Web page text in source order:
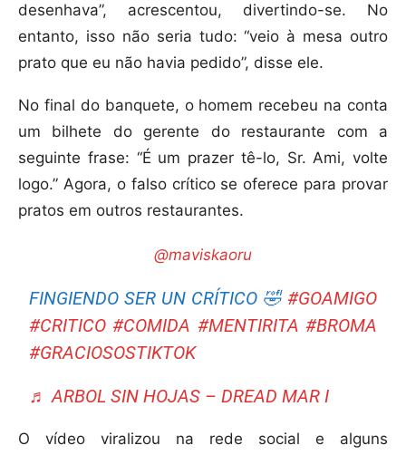
desenhava”, acrescentou, divertindo-se. No
entanto, isso não seria tudo: “veio à mesa outro
prato que eu não havia pedido”, disse ele.
No final do banquete, o homem recebeu na conta
um bilhete do gerente do restaurante com a
seguinte frase: “É um prazer tê-lo, Sr. Ami, volte
logo.” Agora, o falso crítico se oferece para provar
pratos em outros restaurantes.
@maviskaoru
FINGIENDO SER UN CRÍTICO 🤣 #GOAMIGO
#CRITICO #COMIDA #MENTIRITA #BROMA
#GRACIOSOSTIKTOK
♬ ARBOL SIN HOJAS – DREAD MAR I
O vídeo viralizou na rede social e alguns